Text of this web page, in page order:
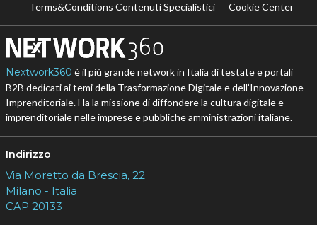
Terms&Conditions Contenuti Specialistici
Cookie Center
Nextwork360 è il più grande network in Italia di testate e portali
B2B dedicati ai temi della Trasformazione Digitale e dell’Innovazione
Imprenditoriale. Ha la missione di diffondere la cultura digitale e
imprenditoriale nelle imprese e pubbliche amministrazioni italiane.
Indirizzo
Via Moretto da Brescia, 22
Milano - Italia
CAP 20133